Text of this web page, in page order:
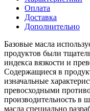
Оплата
Доставка
Дополнительно
Базовые масла
продуктов были
индекса вязкости и
Содержащиеся в
изначальные
превосходными
производительность в
масла специально